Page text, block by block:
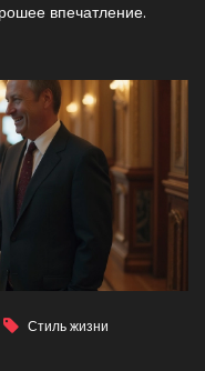
впечатление.
Стиль жизни